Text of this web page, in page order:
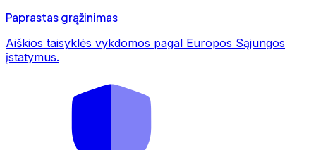
Paprastas grąžinimas
Aiškios taisyklės vykdomos pagal Europos Sąjungos
įstatymus.